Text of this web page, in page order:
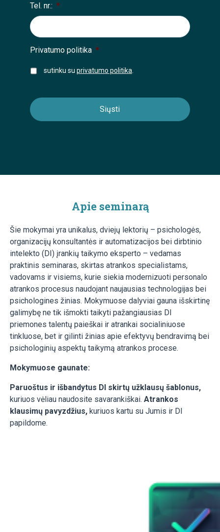
Tel. nr.: *
Privatumo politika *
sutinku su privatumo politika
Apie seminarą
Šie mokymai yra unikalus, dviejų lektorių – psichologės,
organizacijų konsultantės ir automatizacijos bei dirbtinio
intelekto (DI) įrankių taikymo eksperto – vedamas
praktinis seminaras, skirtas atrankos specialistams,
vadovams ir visiems, kurie siekia modernizuoti personalo
atrankos procesus naudojant naujausias technologijas bei
psichologines žinias. Mokymuose dalyviai gauna išskirtinę
galimybę ne tik išmokti taikyti pažangiausias DI
priemones talentų paieškai ir atrankai socialiniuose
tinkluose, bet ir gilinti žinias apie efektyvų bendravimą bei
psichologinių aspektų taikymą atrankos procese.
Mokymuose gaunate:
Paruoštus ir išbandytus DI skirtų užklausų šablonus,
kuriuos vėliau naudosite savarankiškai. Atrankos
klausimų pavyzdžius, kuriuos kartu su Jumis ir DI
papildome.